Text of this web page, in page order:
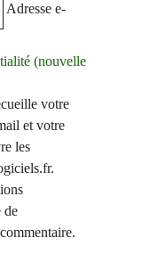
Adresse e-
(nouvelle
votre
et votre
les
de